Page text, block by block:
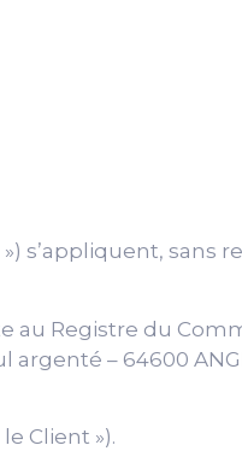
s’appliquent, sans
au Registre du
argenté – 64600
Client »).